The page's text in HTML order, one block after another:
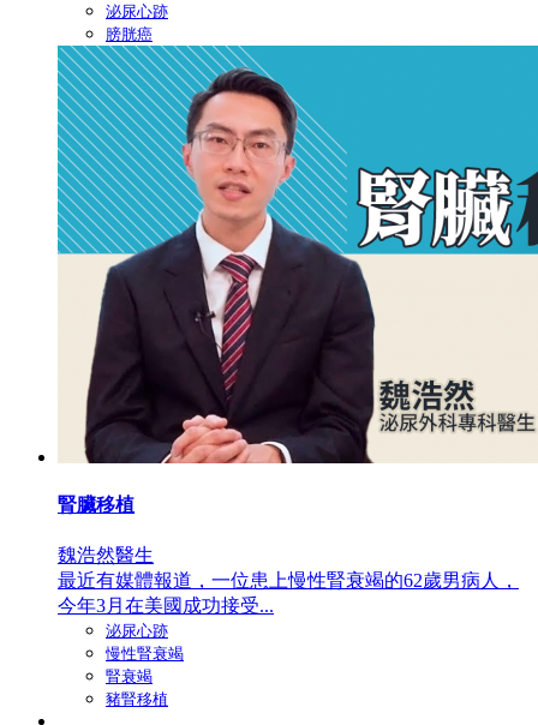
泌尿心跡
膀胱癌
腎臟移植
魏浩然醫生
最近有媒體報道，一位患上慢性腎衰竭的62歲男病人，
今年3月在美國成功接受...
泌尿心跡
慢性腎衰竭
腎衰竭
豬腎移植